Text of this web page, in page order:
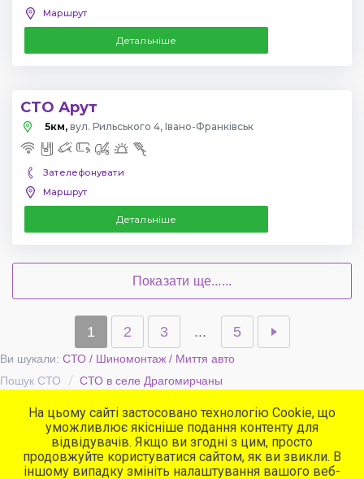
Маршрут
Детальніше
СТО Арут
5км, вул. Рильського 4, Івано-Франківськ
Зателефонувати
Маршрут
Детальніше
Показати ще......
1 2 3 ... 5
Ви шукали: СТО / Шиномонтаж / Миття авто
Пошук СТО
СТО в селе Драгомирчаны
Популярні сервіси
СТО
Автомийки
Програма для СТО
На цьому сайті застосовано технологію Cookie, що
уможливлює якісніше подання контенту для
відвідувачів. Якщо ви згодні з цим, просто
продовжуйте користуватися сайтом, як ви звикли. В
іншому випадку змініть налаштування вашого веб-